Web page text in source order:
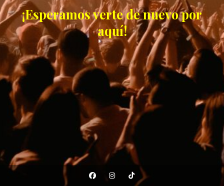
¡Esperamos verte de nuevo por
aquí!